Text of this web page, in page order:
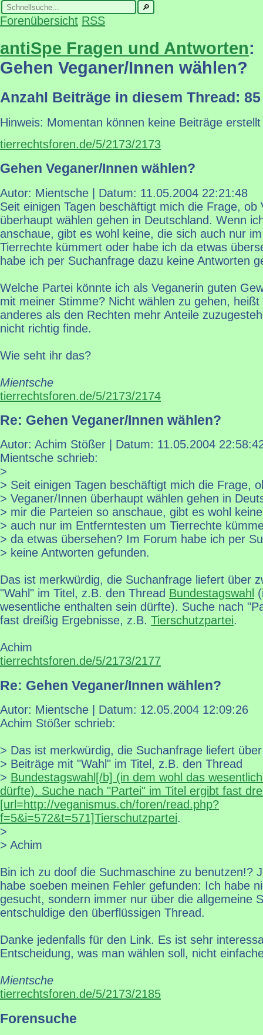
Forenübersicht RSS
antiSpe Fragen und Antworten:
Gehen Veganer/Innen wählen?
Anzahl Beiträge in diesem Thread: 85
Hinweis: Momentan können keine Beiträge
tierrechtsforen.de/5/2173/2173
Gehen Veganer/Innen wählen?
Autor: Mientsche | Datum: 11.05.2004 22:21:48
Seit einigen Tagen beschäftigt mich die Frage, ob
überhaupt wählen gehen in Deutschland. Wenn
anschaue, gibt es wohl keine, die sich auch nur
Tierrechte kümmert oder habe ich da etwas
habe ich per Suchanfrage dazu keine Antworten
Welche Partei könnte ich als Veganerin guten
mit meiner Stimme? Nicht wählen zu gehen,
anderes als den Rechten mehr Anteile
nicht richtig finde.
Wie seht ihr das?
Mientsche
tierrechtsforen.de/5/2173/2174
Re: Gehen Veganer/Innen wählen?
Autor: Achim Stößer | Datum: 11.05.2004
Mientsche schrieb:
>
> Seit einigen Tagen beschäftigt mich die Frage,
> Veganer/Innen überhaupt wählen gehen in
> mir die Parteien so anschaue, gibt es wohl
> auch nur im Entferntesten um Tierrechte
> da etwas übersehen? Im Forum habe ich per
> keine Antworten gefunden.
Das ist merkwürdig, die Suchanfrage liefert über
"Wahl" im Titel, z.B. den Thread Bundestagswahl
wesentliche enthalten sein dürfte). Suche nach
fast dreißig Ergebnisse, z.B. Tierschutzpartei.
Achim
tierrechtsforen.de/5/2173/2177
Re: Gehen Veganer/Innen wählen?
Autor: Mientsche | Datum: 12.05.2004 12:09:26
Achim Stößer schrieb:
> Das ist merkwürdig, die Suchanfrage liefert
> Beiträge mit "Wahl" im Titel, z.B. den Thread
> Bundestagswahl[/b] (in dem wohl das
dürfte). Suche nach "Partei" im Titel ergibt fast
[url=http://veganismus.ch/foren/read.php?
f=5&i=572&t=571]Tierschutzpartei.
>
> Achim
Bin ich zu doof die Suchmaschine zu benutzen!?
habe soeben meinen Fehler gefunden: Ich habe
gesucht, sondern immer nur über die allgemeine
entschuldige den überflüssigen Thread.
Danke jedenfalls für den Link. Es ist sehr
Entscheidung, was man wählen soll, nicht
Mientsche
tierrechtsforen.de/5/2173/2185
Forensuche